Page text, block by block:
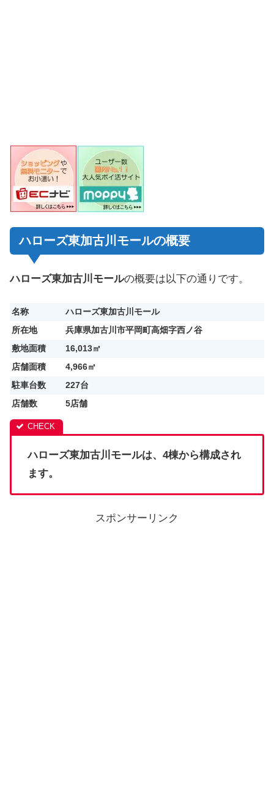
ハローズ東加古川モールの概要
ハローズ東加古川モールの概要は以下の通りです。
名称
ハローズ東加古川モール
所在地
兵庫県加古川市平岡町高畑字西ノ谷
敷地面積
16,013㎡
店舗面積
4,966㎡
駐車台数
227台
店舗数
5店舗
ハローズ東加古川モールは、4棟から構成され
ます。
スポンサーリンク